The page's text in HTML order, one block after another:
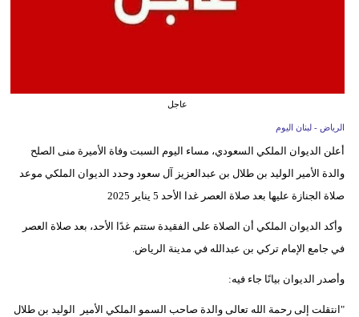
أزياء
إسلامية
وتكنولوجيا
مدوَّنات
عاجل
الرياض - لبنان اليوم
أعلن الديوان الملكي السعودي، مساء اليوم السبت وفاة الأميرة منى الصلح
والدة الأمير الوليد بن طلال بن عبدالعزيز آل سعود وحدد الديوان الملكي موعد
صلاة الجنازة عليها بعد صلاة العصر غدا الأحد 5 يناير 2025
وأكد الديوان الملكي أن الصلاة على الفقيدة ستتم غدًا الأحد، بعد صلاة العصر
في جامع الإمام تركي بن عبدالله في مدينة الرياض.
وأصدر الديوان بيانًا جاء فيه:
"انتقلت إلى رحمة الله تعالى والدة صاحب السمو الملكي الأمير الوليد بن طلال